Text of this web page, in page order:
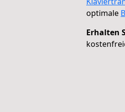
optimale
Erhalten